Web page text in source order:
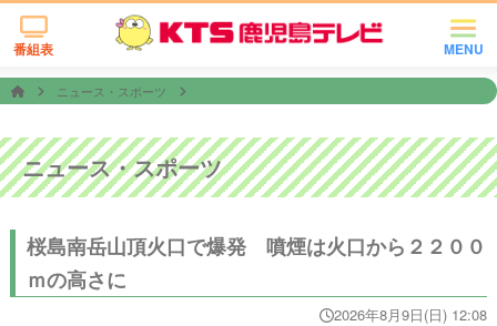
MENU
番組表
ニュース・スポーツ
ニュース・スポーツ
桜島南岳山頂火口で爆発 噴煙は火口から２２００
ｍの高さに
2026年8月9日(日) 12:08